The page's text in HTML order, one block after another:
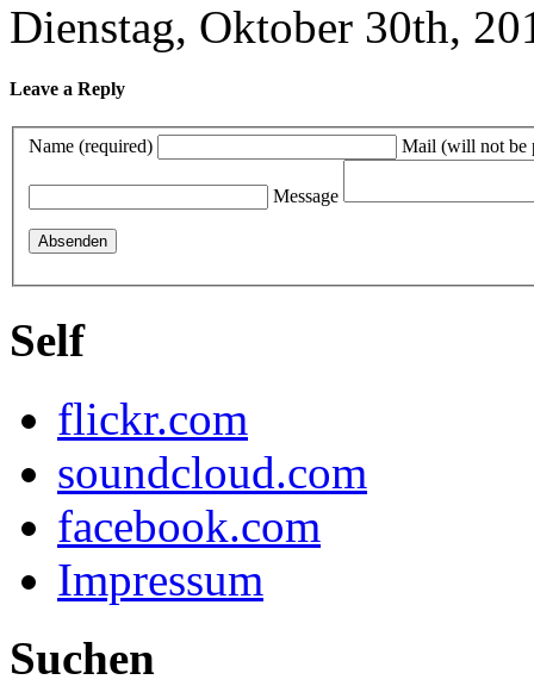
Dienstag, Oktober 30th,
Leave a Reply
Name (required) Mail (will not be
Message
Self
flickr.com
soundcloud.com
facebook.com
Impressum
Suchen